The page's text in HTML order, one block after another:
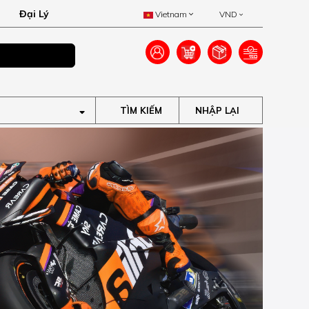
Đại Lý Vietnam VND
TÌM KIẾM